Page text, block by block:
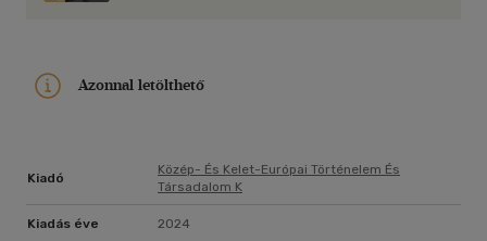
Azonnal letölthető
Kiadó
Közép- És Kelet-Európai Történelem És
Társadalom K
Kiadás éve 2024